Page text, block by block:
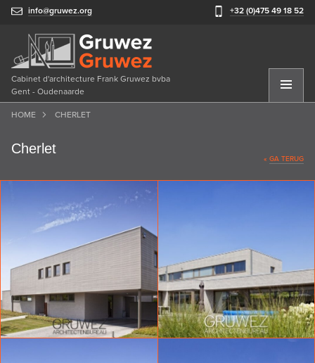
info@gruwez.org +32 (0)475 49 18 52
Cabinet d'architecture Frank Gruwez bvba
Gent - Oudenaarde
HOME CHERLET
Cherlet
« GA TERUG